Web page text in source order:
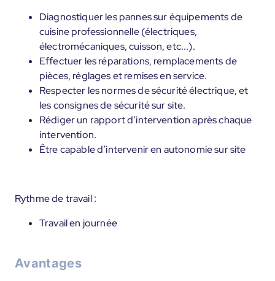
Diagnostiquer les pannes sur équipements de
cuisine professionnelle (électriques,
électromécaniques, cuisson, etc...).
Effectuer les réparations, remplacements de
pièces, réglages et remises en service.
Respecter les normes de sécurité électrique, et
les consignes de sécurité sur site.
Rédiger un rapport d’intervention après chaque
intervention.
Être capable d’intervenir en autonomie sur site
Rythme de travail :
Travail en journée
Avantages